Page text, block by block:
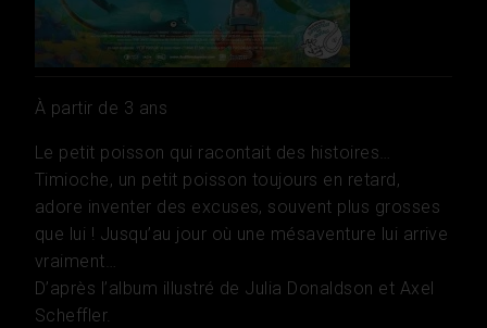
À partir de 3 ans
Le petit poisson qui racontait des histoires…
Timioche, un petit poisson toujours en retard,
adore inventer des excuses, souvent plus grosses
que lui ! Jusqu’au jour où une mésaventure lui arrive
vraiment…
D’après l’album illustré de Julia Donaldson et Axel
Scheffler.